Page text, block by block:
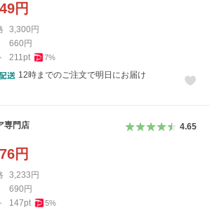
円
3,300 円
660 円
211pt 7%
12時までのご注文で明日にお届け
専門店 4.65
円
3,233 円
690 円
147pt 5%